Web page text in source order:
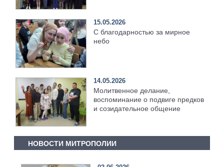
15.05.2026
С благодарностью за мирное
небо
14.05.2026
Молитвенное делание,
воспоминание о подвиге предков
и созидательное общение
НОВОСТИ МИТРОПОЛИИ